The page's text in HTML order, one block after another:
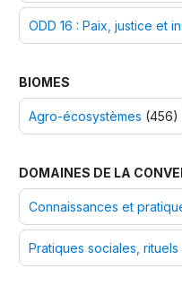
ODD 16 : Paix, justice et
BIOMES
Agro-écosystèmes (456)
DOMAINES DE LA
Connaissances et
Pratiques sociales,